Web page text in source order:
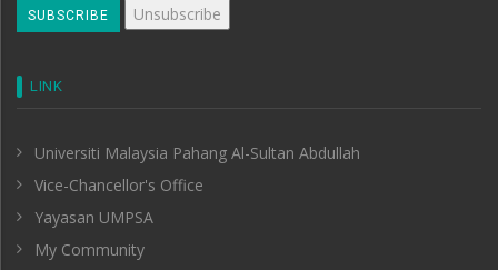
LINK
Universiti Malaysia Pahang Al-Sultan Abdullah
Vice-Chancellor's Office
Yayasan UMPSA
My Community